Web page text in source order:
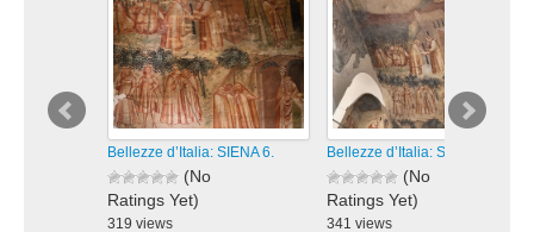
Bellezze d’Italia: SIENA 6.
(No
Ratings Yet)
319 views
Bellezze d’Italia: SIENA 5.
(No
Ratings Yet)
341 views